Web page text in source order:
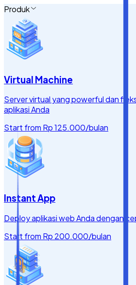
Produk
Virtual Machine
Server virtual yang powerful dan
aplikasi Anda
Start from Rp 125.000/bulan
Instant App
Deploy aplikasi web Anda dengan
Start from Rp 200.000/bulan